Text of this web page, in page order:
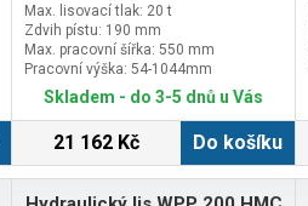
Max. lisovací tlak: 20 t
Zdvih pístu: 190 mm
Max. pracovní šířka: 550 mm
Pracovní výška: 54-1044mm
Skladem - do 3-5 dnů u Vás
21 162 Kč Do košíku